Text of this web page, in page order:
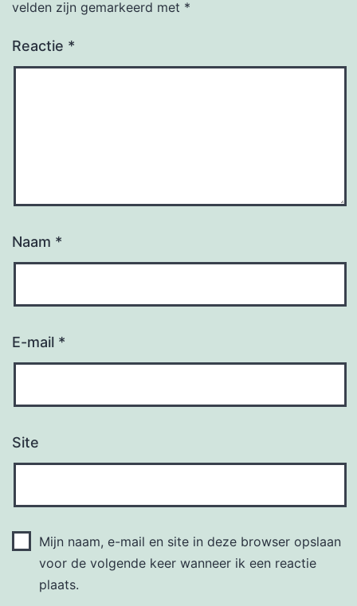
velden zijn gemarkeerd met *
Reactie *
Naam *
E-mail *
Site
Mijn naam, e-mail en site in deze browser opslaan
voor de volgende keer wanneer ik een reactie
plaats.